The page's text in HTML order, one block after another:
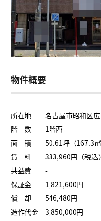
物件概要
所在地 名古屋市昭和区広
階 数 1階西
面 積 50.61坪（167.3
賃 料 333,960円（税込）
共益費 -
保証金 1,821,600円
償 却 546,480円
造作代金 3,850,000円